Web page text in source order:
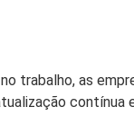
no trabalho, as
contínua